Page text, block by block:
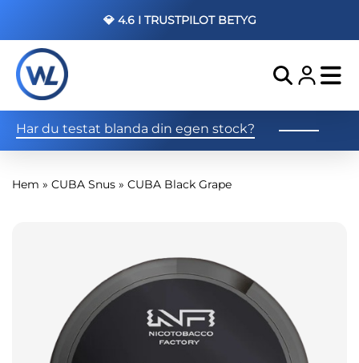
💎 4.6 I TRUSTPILOT BETYG
Har du testat blanda din egen stock?
Hem » CUBA Snus » CUBA Black Grape